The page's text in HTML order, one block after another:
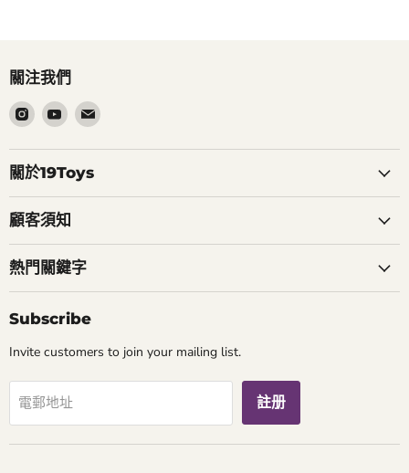
關注我們
在
Instagram
找
到
們
在
Youtube
找
到
們
在
郵
關於19Toys
顧客須知
熱門關鍵字
Subscribe
Invite customers to join your mailing list.
電郵地址 註册